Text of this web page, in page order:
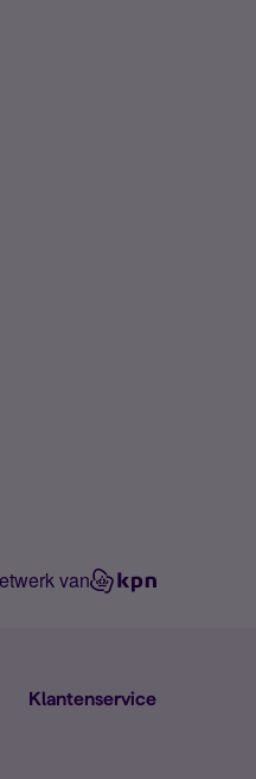
van
Klantenservice